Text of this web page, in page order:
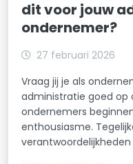
dit voor jouw
ondernemer?
27 februari 2026
Vraag jij je als
administratie goed op
ondernemers
enthousiasme.
verantwoordelijkheden